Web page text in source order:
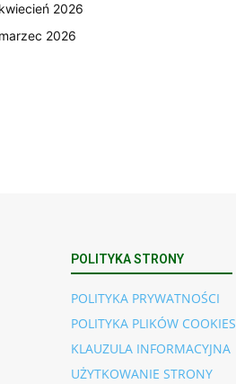
kwiecień 2026
marzec 2026
POLITYKA STRONY
POLITYKA PRYWATNOŚCI
POLITYKA PLIKÓW COOKIES
KLAUZULA INFORMACYJNA
UŻYTKOWANIE STRONY